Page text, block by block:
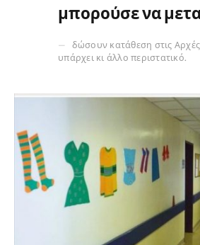
μπορούσε να
δώσουν κατάθεση στις
υπάρχει κι άλλο περιστατικό.